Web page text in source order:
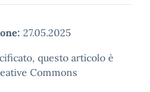
27.05.2025
questo articolo è
Commons